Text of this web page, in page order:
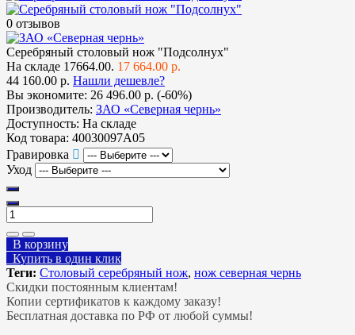
0 отзывов
Серебряный столовый нож "Подсолнух"
На складе 17664.00. 17 664.00 р.
44 160.00 р. Нашли дешевле?
Вы экономите: 26 496.00 р. (-60%)
Производитель: ЗАО «Северная чернь»
Доступность: На складе
Код товара: 40030097А05
Гравировка
Уход
В корзину
Купить в один клик
Теги: Столовый серебряный нож, нож северная чернь
Скидки постоянным клиентам!
Копии сертификатов к каждому заказу!
Бесплатная доставка по РФ от любой суммы!